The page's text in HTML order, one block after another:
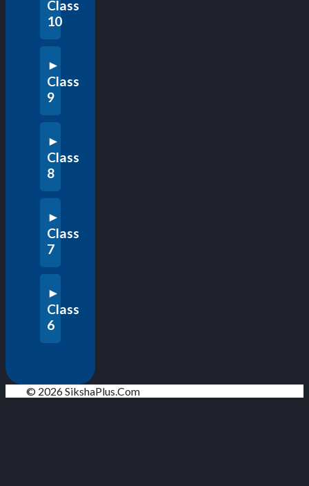
Class
10
Class
9
Class
8
Class
7
Class
6
© 2026 SikshaPlus.Com